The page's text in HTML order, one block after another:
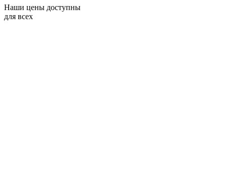
Наши цены доступны
для всех